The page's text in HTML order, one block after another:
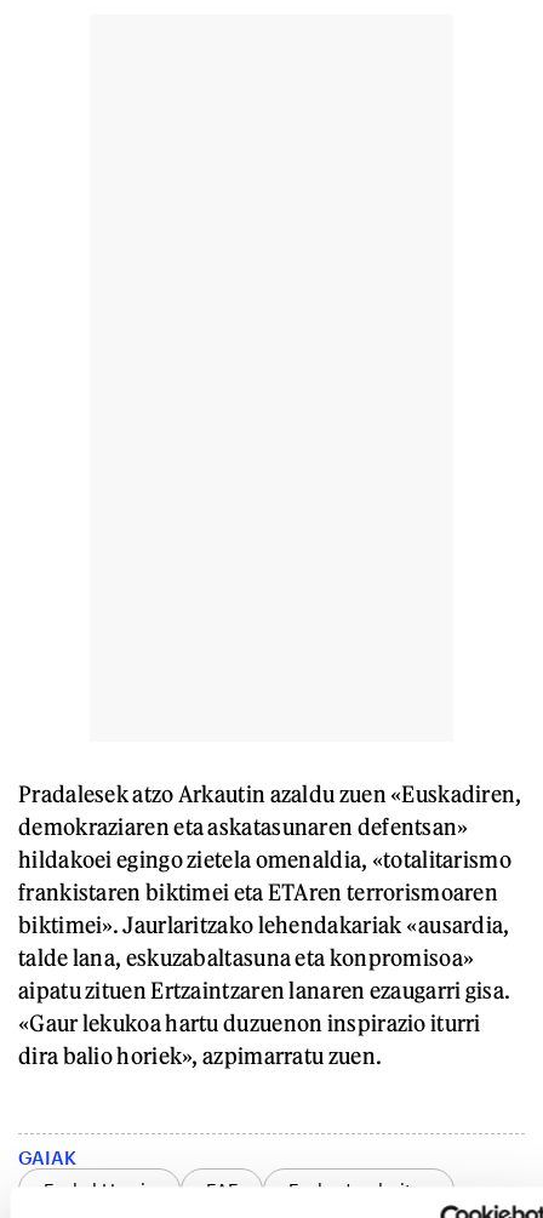
Pradalesek atzo Arkautin azaldu zuen «Euskadiren,
demokraziaren eta askatasunaren defentsan»
hildakoei egingo zietela omenaldia, «totalitarismo
frankistaren biktimei eta ETAren terrorismoaren
biktimei». Jaurlaritzako lehendakariak «ausardia,
talde lana, eskuzabaltasuna eta konpromisoa»
aipatu zituen Ertzaintzaren lanaren ezaugarri gisa.
«Gaur lekukoa hartu duzuenon inspirazio iturri
dira balio horiek», azpimarratu zuen.
GAIAK
Euskal Herria
EAE Eusko Jaurlaritza